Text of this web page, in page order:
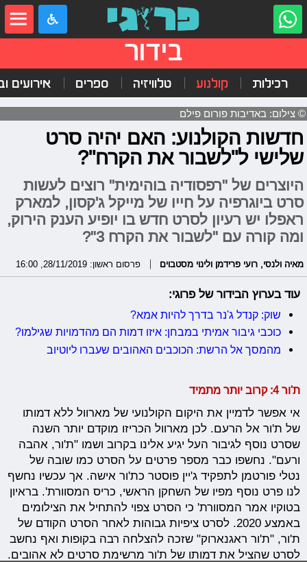
בידור
רכילות קולנוע טלוויזיה ספרים אירועים
© צילום: באדיבות פורום פילם
חדשות הקולנוע: האם יהיה סרט
שלישי ל"לשבור את הקרח"?
היוצרים של "רפסודיה בוהימית" רוצים לעשות
סרט ביוגרפיה על חייו של מייקל ג'קסון, למארק
ראפלו יש רעיון לסרט חדש בו יופיע הענק הירוק,
ומה קורה עם "לשבור את הקרח 3"?
מאיה ולנסי, רועי פרידמן ולינוי מסטבוים פרסום ראשון: 28/11/2019, 16:00
עוד בערוץ הבידור של פרוגי:
שוק: קנדל ג'נר בדרך להיות אמא?
כוכבי גיבור אמיתי במבחן: איזו דמות הם מהדמויות שגילמו?
מהמסך אל הרשת: הכוכבים האהובים שעברו ליוטיוב
ת'ור 4: קרוב יותר מתמיד
אי אפשר לדמיין את היקום הקולנועי של מארוול ללא דמותו
של ת'ור אל הרעם. לכן מארוול הכריזו מוקדם יותר השנה
שסרט נוסף לגיבור העל יגיע אלינו בקרוב ושמו "ת'ור, אהבה
ורעם". נחשפו כבר מספר פרטים על הסרט כמו שובה של
נטלי פורטמן לתפקיד ג'יין פוסטר כת'ור אישה. אך עכשיו נחשף
לנו פרט נוסף מפיו של השחקן הראשי, כריס המסוורת'. בראיון
בטוקיו אמר המסוורת' כי הסרט צפוי להתחיל את הצילומים
באמצע 2020. לסרט ציפיות גבוהות לאחר הסרט הקודם של
ת'ור, "ת'ור ראגנארוק" שזכה להצלחה רבה בקופות ואף נחשב
לסרט שהציל את דמותו של ת'ור מרשימת סרטים לא אהובים.